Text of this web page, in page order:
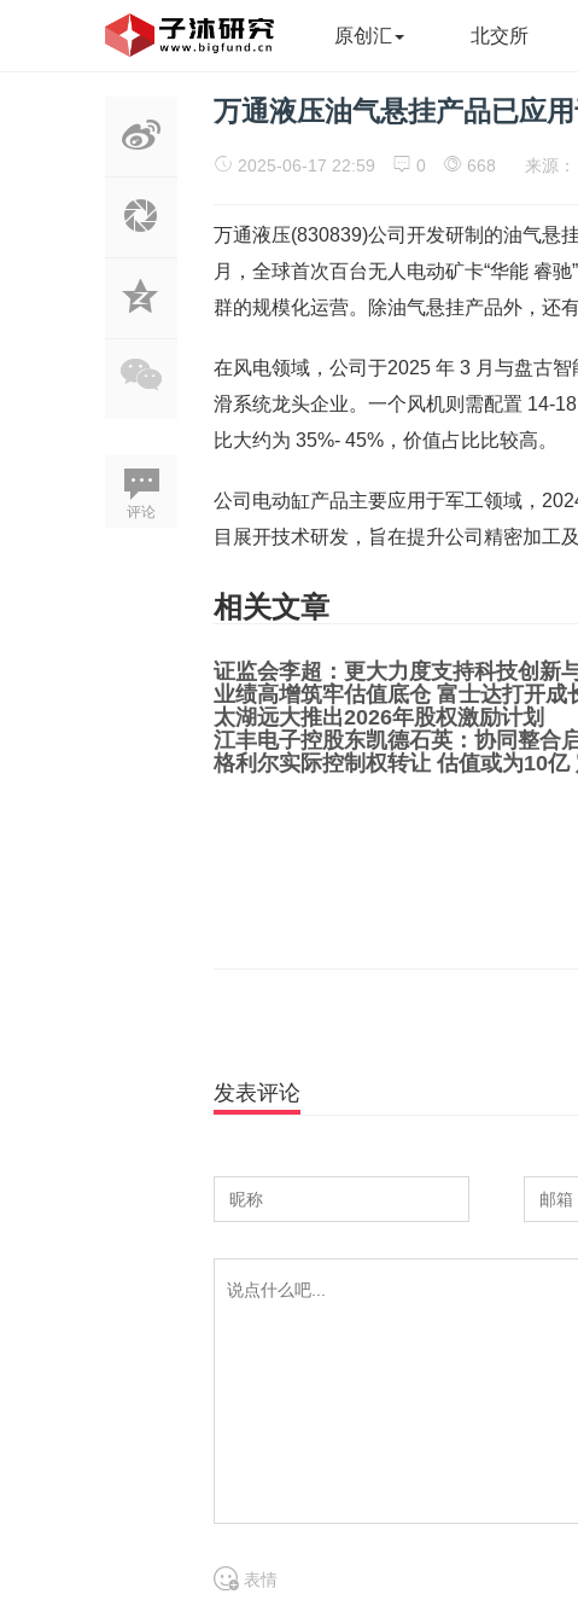
原创汇 北交所
评论
万通液压油气悬挂产品已应
2025-06-17 22:59 0 668 来源：
万通液压(830839)公司开发研制的油气悬
月，全球首次百台无人电动矿卡“华能 睿
群的规模化运营。除油气悬挂产品外，还
在风电领域，公司于2025 年 3 月与盘古
滑系统龙头企业。一个风机则需配置 14-
比大约为 35%- 45%，价值占比比较高。
公司电动缸产品主要应用于军工领域，
目展开技术研发，旨在提升公司精密加工
相关文章
证监会李超：更大力度支持科技创新
业绩高增筑牢估值底仓 富士达打开成
太湖远大推出2026年股权激励计划
江丰电子控股东凯德石英：协同整合
格利尔实际控制权转让 估值或为10亿
发表评论
表情